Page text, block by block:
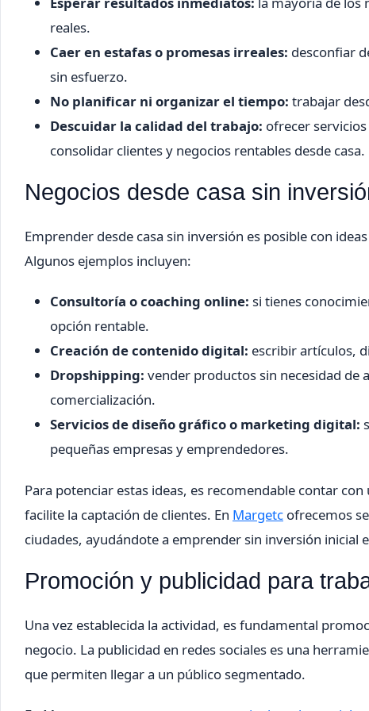
reales.
Caer en estafas o promesas irreales: desconfiar
sin esfuerzo.
No planificar ni organizar el tiempo: trabajar
Descuidar la calidad del trabajo: ofrecer
consolidar clientes y negocios rentables desde casa.
Negocios desde casa sin
Emprender desde casa sin inversión es posible con
Algunos ejemplos incluyen:
Consultoría o coaching online: si tienes
opción rentable.
Creación de contenido digital: escribir artículos,
Dropshipping: vender productos sin necesidad de
comercialización.
Servicios de diseño gráfico o marketing digital:
pequeñas empresas y emprendedores.
Para potenciar estas ideas, es recomendable contar
facilite la captación de clientes. En Margetc ofrecemos
ciudades, ayudándote a emprender sin inversión inicial
Promoción y publicidad para
Una vez establecida la actividad, es fundamental
negocio. La publicidad en redes sociales es una
que permiten llegar a un público segmentado.